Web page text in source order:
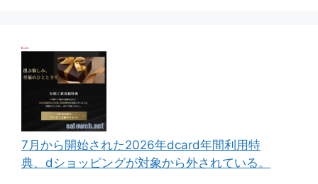
7月から開始された2026年dcard年間利用特
典、dショッピングが対象から外されている。